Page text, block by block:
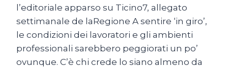
l’editoriale apparso su Ticino7, allegato
settimanale de laRegione A sentire ‘in giro’,
le condizioni dei lavoratori e gli ambienti
professionali sarebbero peggiorati un po’
ovunque. C’è chi crede lo siano almeno da